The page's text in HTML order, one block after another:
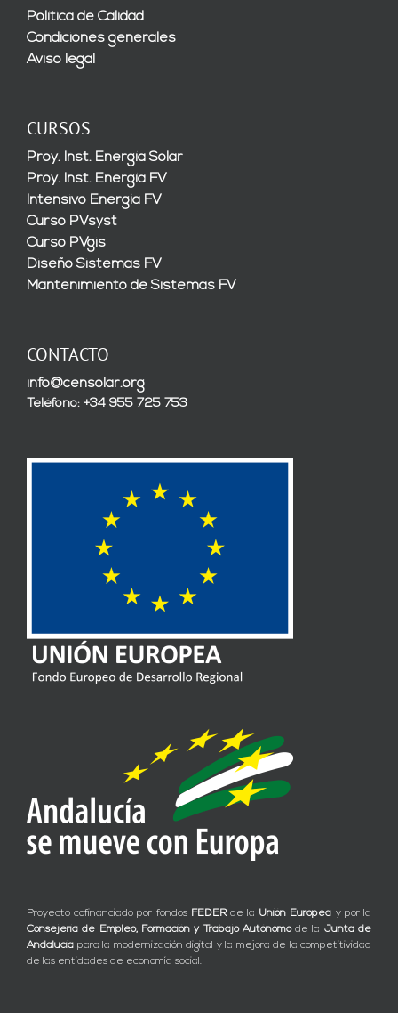
Política de Calidad
Condiciones generales
Aviso legal
CURSOS
Proy. Inst. Energía Solar
Proy. Inst. Energía FV
Intensivo Energía FV
Curso PVsyst
Curso PVgis
Diseño Sistemas FV
Mantenimiento de Sistemas FV
CONTACTO
info@censolar.org
Teléfono: +34 955 725 753
Proyecto cofinanciado por fondos FEDERde la Unión Europea y por la
Consejería de Empleo, Formación y Trabajo Autónomode la Junta de
Andalucía para la modernización digital y la mejora de la competitividad
de las entidades de economía social.